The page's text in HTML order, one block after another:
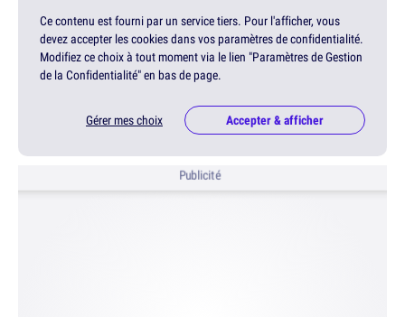
Ce contenu est fourni par un service tiers. Pour l'afficher, vous
devez accepter les cookies dans vos paramètres de confidentialité.
Modifiez ce choix à tout moment via le lien "Paramètres de Gestion
de la Confidentialité" en bas de page.
Gérer mes choix Accepter & afficher
Publicité